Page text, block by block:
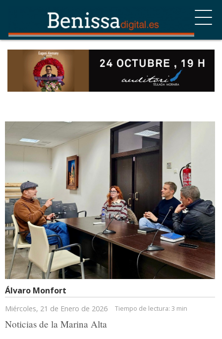
Álvaro Monfort
Miércoles, 21 de Enero de 2026 Tiempo de lectura: 3 min
Noticias de la Marina Alta